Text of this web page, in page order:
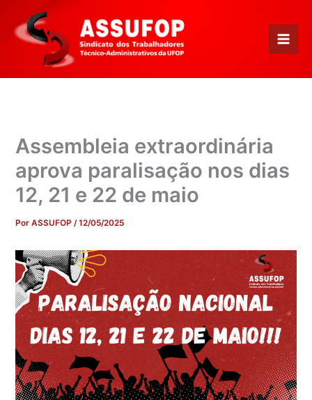
para
conteúdo
Assembleia extraordinária
aprova paralisação nos dias
12, 21 e 22 de maio
PorASSUFOP/12/05/2025